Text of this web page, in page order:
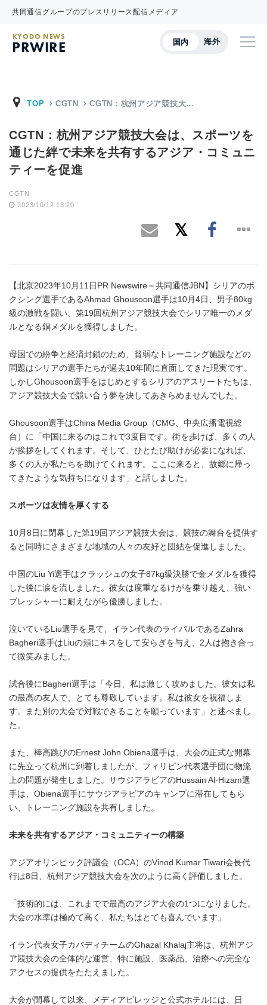
共同通信グループのプレスリリース配信メディア
国内 海外
KYODO NEWS
PRWIRE
TOP CGTN CGTN：杭州アジア競技大…
CGTN：杭州アジア競技大会は、スポーツを
通じた絆で未来を共有するアジア・コミュニ
ティーを促進
CGTN
2023/10/12 13:20
【北京2023年10月11日PR Newswire＝共同通信JBN】シリアのボ
クシング選手であるAhmad Ghousoon選手は10月4日、男子80kg
級の激戦を闘い、第19回杭州アジア競技大会でシリア唯一のメダ
ルとなる銅メダルを獲得しました。
母国での紛争と経済封鎖のため、貧弱なトレーニング施設などの
問題はシリアの選手たちが過去10年間に直面してきた現実です。
しかしGhousoon選手をはじめとするシリアのアスリートたちは、
アジア競技大会で競い合う夢を決してあきらめませんでした。
Ghousoon選手はChina Media Group（CMG、中央広播電視総
台）に「中国に来るのはこれで3度目です。街を歩けば、多くの人
が挨拶をしてくれます。そして、ひとたび助けが必要になれば、
多くの人が私たちを助けてくれます。ここに来ると、故郷に帰っ
てきたような気持ちになります」と話しました。
スポーツは友情を厚くする
10月8日に閉幕した第19回アジア競技大会は、競技の舞台を提供す
ると同時にさまざまな地域の人々の友好と団結を促進しました。
中国のLiu Yi選手はクラッシュの女子87kg級決勝で金メダルを獲得
した後に涙を流しました。彼女は度重なるけがを乗り越え、強い
プレッシャーに耐えながら優勝しました。
泣いているLiu選手を見て、イラン代表のライバルであるZahra
Bagheri選手はLiuの頬にキスをして安らぎを与え、2人は抱き合っ
て微笑みました。
試合後にBagheri選手は「今日、私は激しく攻めました。彼女は私
の最高の友人で、とても尊敬しています。私は彼女を祝福しま
す。また別の大会で対戦できることを願っています」と述べまし
た。
また、棒高跳びのErnest John Obiena選手は、大会の正式な開幕
に先立って杭州に到着しましたが、フィリピン代表選手団に物流
上の問題が発生しました。サウジアラビアのHussain Al-Hizam選
手は、Obiena選手にサウジアラビアのキャンプに滞在してもら
い、トレーニング施設を共有しました。
未来を共有するアジア・コミュニティーの構築
アジアオリンピック評議会（OCA）のVinod Kumar Tiwari会長代
行は8日、杭州アジア競技大会を次のように高く評価しました。
「技術的には、これまでで最高のアジア大会の1つになりました。
大会の水準は極めて高く、私たちはとても喜んでいます」
イラン代表女子カバディチームのGhazal Khalaj主将は、杭州アジ
ア競技大会の全体的な運営、特に施設、医薬品、治療への完全な
アクセスの提供をたたえました。
大会が開幕して以来、メディアビレッジと公式ホテルには、日